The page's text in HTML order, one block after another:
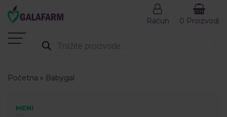
search
Račun 0 Proizvodi
Početna » Babygal
MENI